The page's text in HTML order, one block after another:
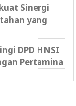
Sinergi
yang
DPD HNSI
Pertamina